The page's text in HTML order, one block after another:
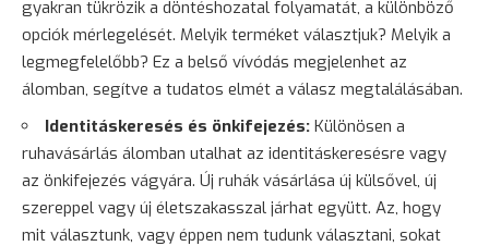
gyakran tükrözik a döntéshozatal folyamatát, a különböző
opciók mérlegelését. Melyik terméket választjuk? Melyik a
legmegfelelőbb? Ez a belső vívódás megjelenhet az
álomban, segítve a tudatos elmét a válasz megtalálásában.
Identitáskeresés és önkifejezés: Különösen a
ruhavásárlás álomban utalhat az identitáskeresésre vagy
az önkifejezés vágyára. Új ruhák vásárlása új külsővel, új
szereppel vagy új életszakasszal járhat együtt. Az, hogy
mit választunk, vagy éppen nem tudunk választani, sokat